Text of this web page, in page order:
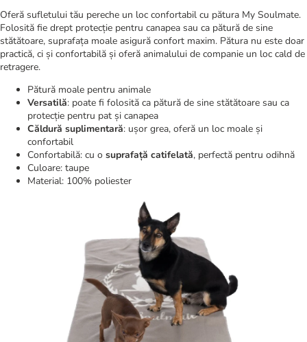
Oferă sufletului tău pereche un loc confortabil cu pătura My Soulmate.
Folosită fie drept protecție pentru canapea sau ca pătură de sine
stătătoare, suprafața moale asigură confort maxim. Pătura nu este doar
practică, ci și confortabilă și oferă animalului de companie un loc cald de
retragere.
Pătură moale pentru animale
Versatilă: poate fi folosită ca pătură de sine stătătoare sau ca
protecție pentru pat și canapea
Căldură suplimentară: ușor grea, oferă un loc moale și
confortabil
Confortabilă: cu o suprafață catifelată, perfectă pentru odihnă
Culoare: taupe
Material: 100% poliester